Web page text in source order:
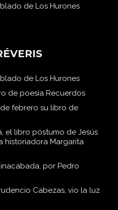
de Los Hurones
de Los Hurones
de poesía Recuerdos
febrero su libro de
el libro póstumo de Jesús
historiadora Margarita
por Pedro
Cabezas, vio la luz